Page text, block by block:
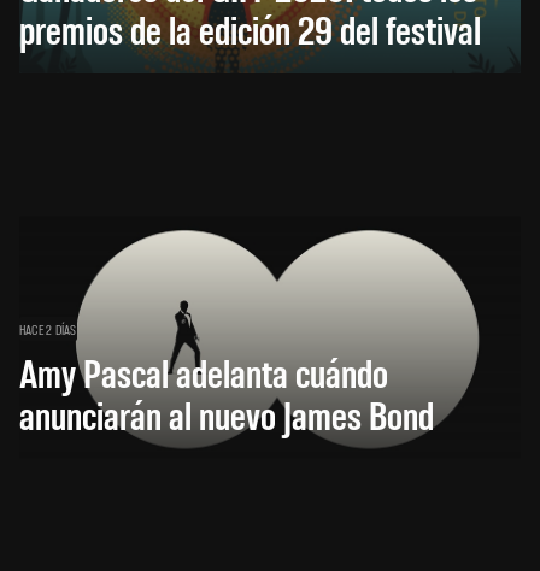
premios de la edición 29 del festival
HACE 2 DÍAS
Amy Pascal adelanta cuándo
anunciarán al nuevo James Bond